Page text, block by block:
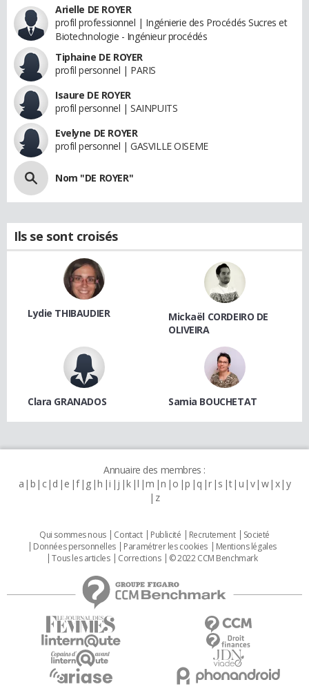
Arielle DE ROYER
profil professionnel | Ingénierie des Procédés Sucres et
Biotechnologie - Ingénieur procédés
Tiphaine DE ROYER
profil personnel | PARIS
Isaure DE ROYER
profil personnel | SAINPUITS
Evelyne DE ROYER
profil personnel | GASVILLE OISEME
Nom "DE ROYER"
Ils se sont croisés
Lydie THIBAUDIER
Mickaël CORDEIRO DE
OLIVEIRA
Clara GRANADOS Samia BOUCHETAT
Annuaire des membres :
a b c d e f g h i j k l m n o p q r s t u v w x y
z
Qui sommes nous Contact Publicité Recrutement
Societé
Données personnelles
Paramétrer les cookies
Mentions légales
Tous les articles
Corrections © 2022 CCM Benchmark